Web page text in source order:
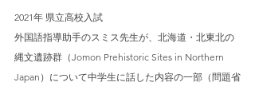
2021年 県立高校入試
外国語指導助手のスミス先生が、北海道・北東北の
縄文遺跡群（Jomon Prehistoric Sites in Northern
Japan）について中学生に話した内容の一部（問題省